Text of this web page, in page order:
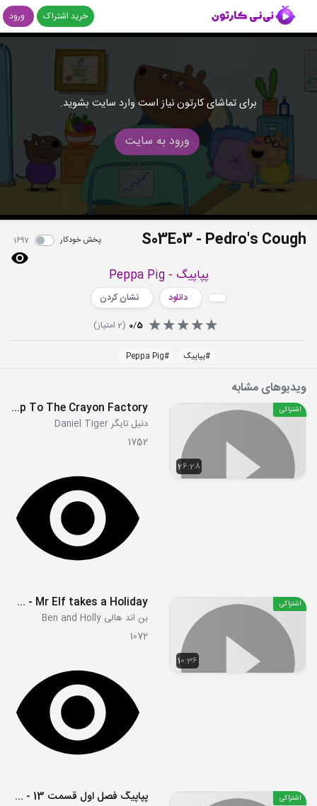
خرید اشتراک ورود
برای تماشای کارتون نیاز است وارد سایت بشوید.
ورود به سایت
S03E03 - Pedro's Cough پخش خودکار 1697
پپاپیگ - Peppa Pig
دانلود
نشان کردن
0/5
(
2 امتیاز)
#پپاپیگ #
Peppa Pig
ویدیوهای مشابه
26:28
اشتراکی S01E09 - A Trip To The Enchanted Garden - A Trip To The Crayon Factory
دنیل تایگر Daniel Tiger
1752
10:36
اشتراکی S02E25 - Mr Elf takes a Holiday
بن اند هالی Ben and Holly
1072
اشتراکی پپاپیگ فصل اول قسمت 13 - Secrets